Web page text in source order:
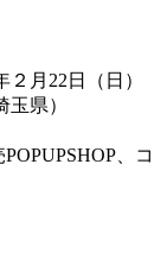
月22日（日）
県）
、コ